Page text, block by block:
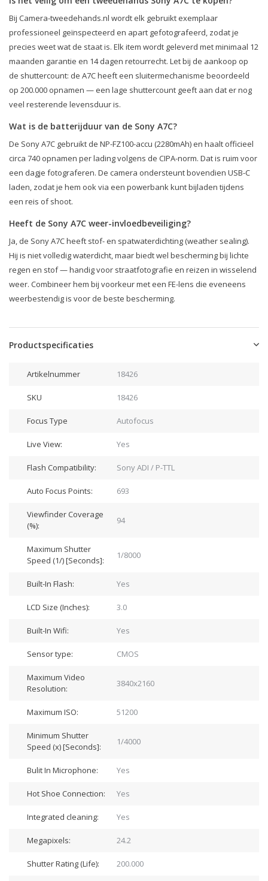
Bij Camera-tweedehands.nl wordt elk gebruikt exemplaar
professioneel geïnspecteerd en apart gefotografeerd, zodat je
precies weet wat de staat is. Elk item wordt geleverd met minimaal 12
maanden garantie en 14 dagen retourrecht. Let bij de aankoop op
de shuttercount: de A7C heeft een sluitermechanisme beoordeeld
op 200.000 opnamen — een lage shuttercount geeft aan dat er nog
veel resterende levensduur is.
Wat is de batterijduur van de Sony A7C?
De Sony A7C gebruikt de NP-FZ100-accu (2280mAh) en haalt officieel
circa 740 opnamen per lading volgens de CIPA-norm. Dat is ruim voor
een dagje fotograferen. De camera ondersteunt bovendien USB-C
laden, zodat je hem ook via een powerbank kunt bijladen tijdens
een reis of shoot.
Heeft de Sony A7C weer-invloedbeveiliging?
Ja, de Sony A7C heeft stof- en spatwaterdichting (weather sealing).
Hij is niet volledig waterdicht, maar biedt wel bescherming bij lichte
regen en stof — handig voor straatfotografie en reizen in wisselend
weer. Combineer hem bij voorkeur met een FE-lens die eveneens
weerbestendig is voor de beste bescherming.
Productspecificaties
Artikelnummer 18426
SKU 18426
Focus Type Autofocus
Live View: Yes
Flash Compatibility: Sony ADI / P-TTL
Auto Focus Points: 693
Viewfinder Coverage
(%):
94
Maximum Shutter
Speed (1/) [Seconds]:
1/8000
Built-In Flash: Yes
LCD Size (Inches): 3.0
Built-In Wifi: Yes
Sensor type: CMOS
Maximum Video
Resolution:
3840x2160
Maximum ISO: 51200
Minimum Shutter
Speed (x) [Seconds]:
1/4000
Bulit In Microphone: Yes
Hot Shoe Connection: Yes
Integrated cleaning: Yes
Megapixels: 24.2
Shutter Rating (Life): 200.000